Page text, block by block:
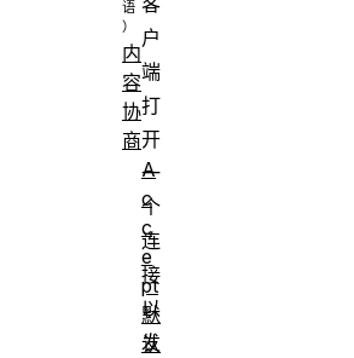
户
端
打
开
一
个
连
接
以
发
内
容
协
商
A
c
c
e
pt
默
认